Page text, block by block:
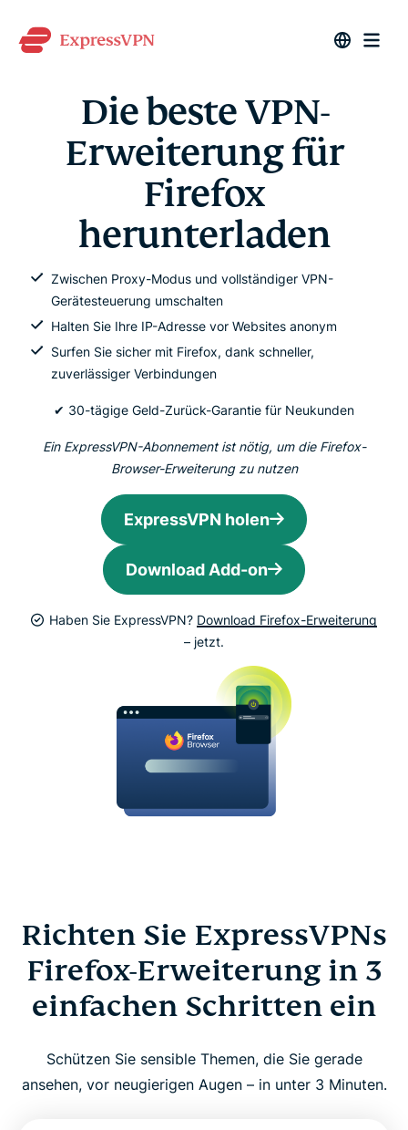
Die beste VPN-
Erweiterung für
Firefox
herunterladen
Zwischen Proxy-Modus und vollständiger VPN-
Gerätesteuerung umschalten
Halten Sie Ihre IP-Adresse vor Websites anonym
Surfen Sie sicher mit Firefox, dank schneller,
zuverlässiger Verbindungen
✔ 30-tägige Geld-Zurück-Garantie für Neukunden
Ein ExpressVPN-Abonnement ist nötig, um die Firefox-
Browser-Erweiterung zu nutzen
ExpressVPN holen
Download Add-on
Haben Sie ExpressVPN? Download Firefox-Erweiterung
– jetzt.
Richten Sie ExpressVPNs
Firefox-Erweiterung in 3
einfachen Schritten ein
Schützen Sie sensible Themen, die Sie gerade
ansehen, vor neugierigen Augen – in unter 3 Minuten.